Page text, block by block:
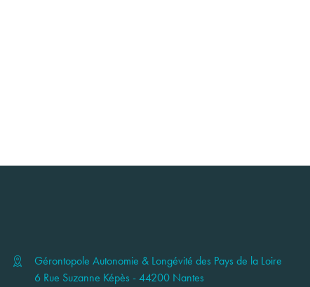
Gérontopole Autonomie & Longévité des Pays de la Loire
6 Rue Suzanne Képès - 44200 Nantes